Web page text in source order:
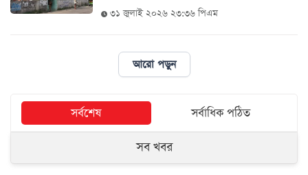
৩১ জুলাই ২০২৬ ২৩:৩৬ পিএম
আরো পড়ুন
সর্বশেষ সর্বাধিক পঠিত
সব খবর